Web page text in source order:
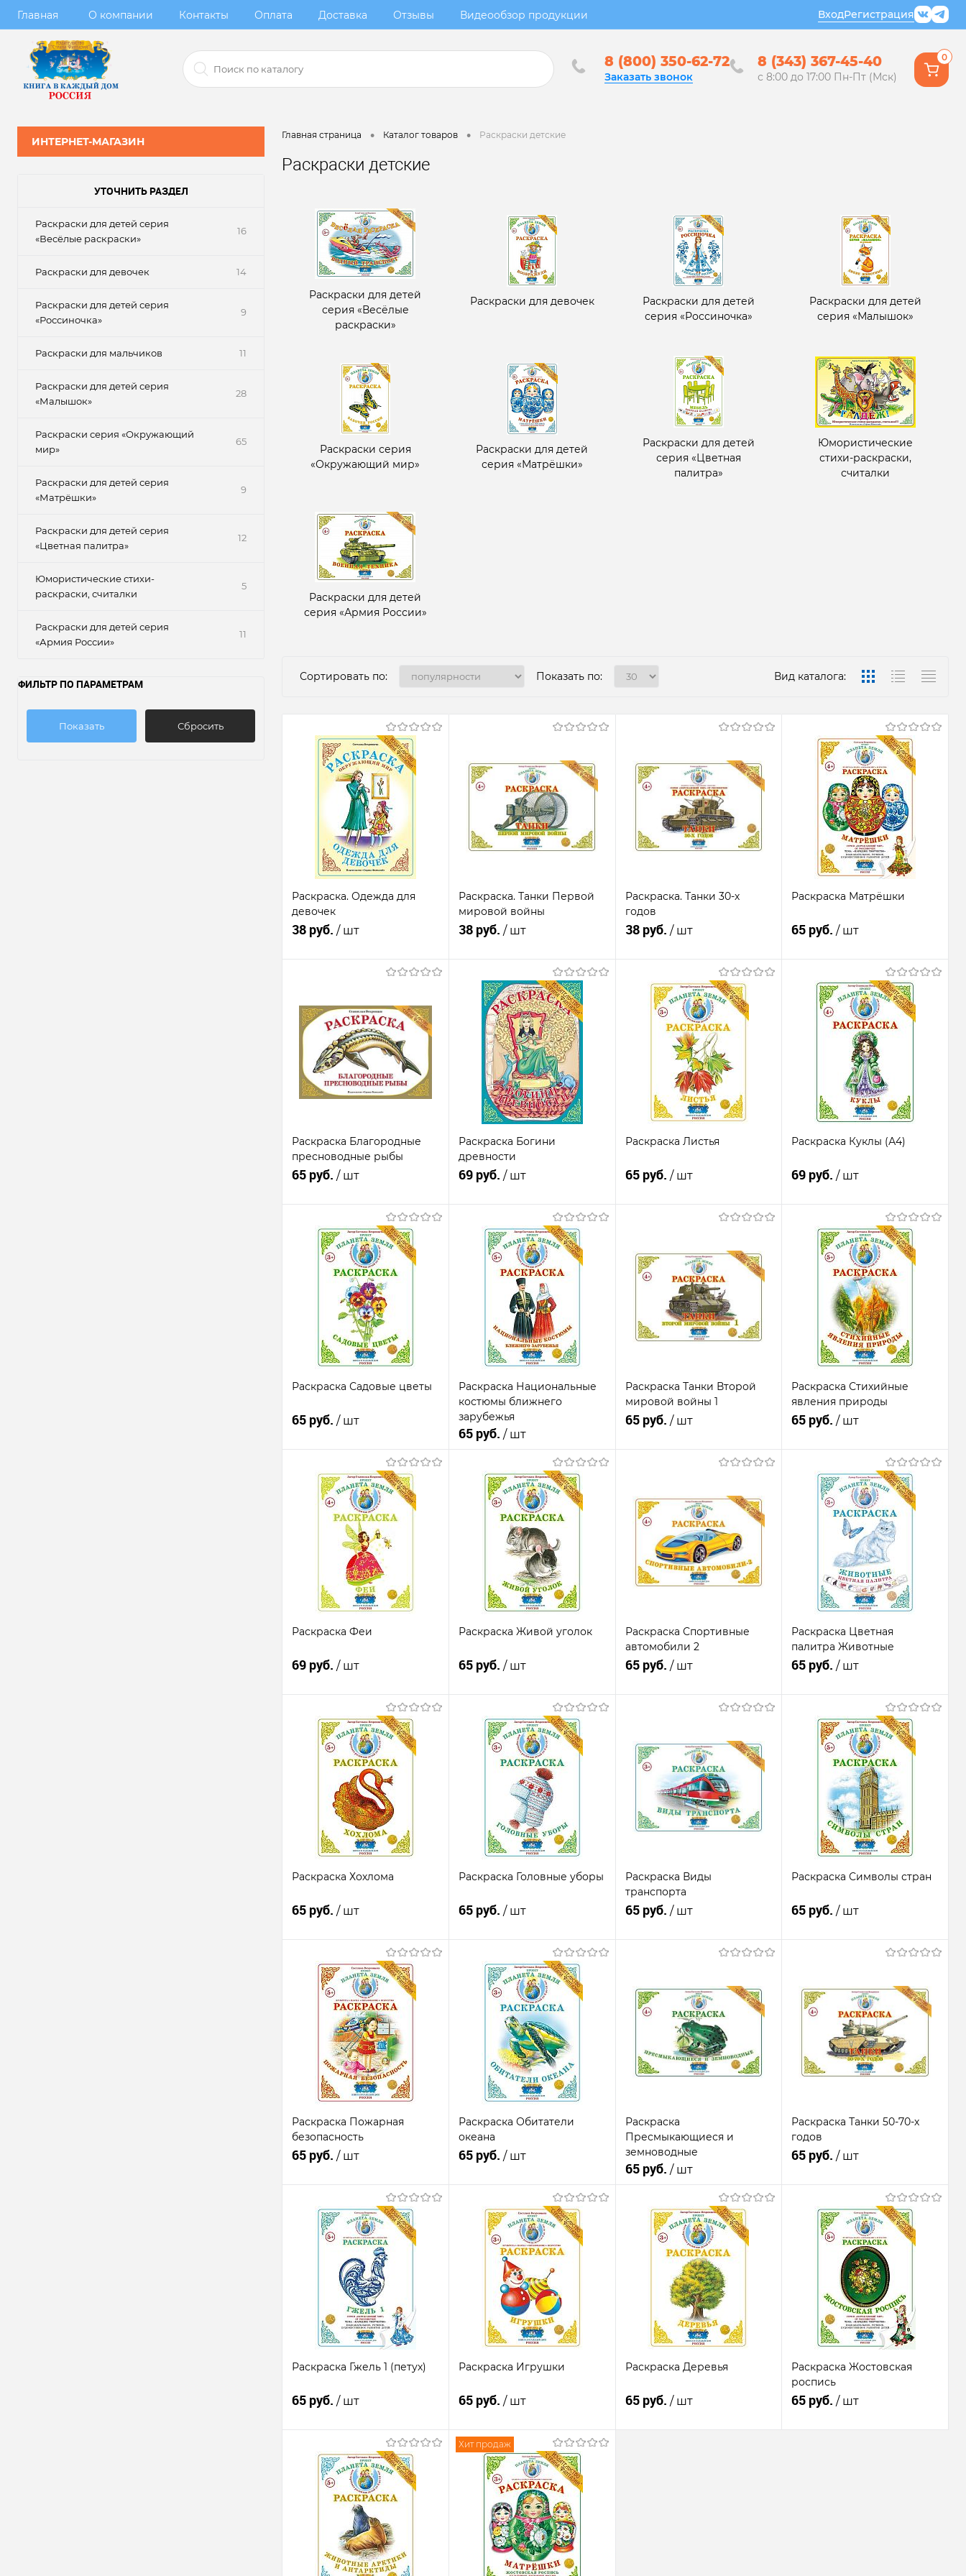
Главная О компании Контакты Оплата Доставка Отзывы Видеообзор продукции ВходРегистрация
8 (800) 350-62-72
Заказать звонок
8 (343) 367-45-40
с 8:00 до 17:00 Пн-Пт (Мск)
0
ИНТЕРНЕТ-МАГАЗИН
УТОЧНИТЬ РАЗДЕЛ
Раскраски для детей серия
«Весёлые раскраски»
16
Раскраски для девочек 14
Раскраски для детей серия
«Россиночка»
9
Раскраски для мальчиков 11
Раскраски для детей серия
«Малышок»
28
Раскраски серия «Окружающий
мир»
65
Раскраски для детей серия
«Матрёшки»
9
Раскраски для детей серия
«Цветная палитра»
12
Юмористические стихи-
раскраски, считалки
5
Раскраски для детей серия
«Армия России»
11
ФИЛЬТР ПО ПАРАМЕТРАМ
Показать Сбросить
Главная страница • Каталог товаров • Раскраски детские
Раскраски детские
Раскраски для детей
серия «Весёлые
раскраски»
Раскраски для девочек
Раскраски для детей
серия «Россиночка»
Раскраски для детей
серия «Малышок»
Раскраски серия
«Окружающий мир»
Раскраски для детей
серия «Матрёшки»
Раскраски для детей
серия «Цветная
палитра»
Юмористические
стихи-раскраски,
считалки
Раскраски для детей
серия «Армия России»
Сортировать по: Показать по: Вид каталога:
Раскраска. Одежда для
девочек
38 руб. / шт
Купить в 1
клик
К
сравнению
избранное
Недоступно
Раскраска. Танки Первой
мировой войны
38 руб. / шт
Подписаться
Купить в 1
К
сравнению
избранное
Недоступно
Раскраска. Танки 30-х
годов
38 руб. / шт
Подписаться
Купить в 1
К
сравнению
избранное
Недоступно
Раскраска Матрёшки
65 руб./ шт
Подписаться
Купить в 1
К
сравнению
избранное
Недоступно
Раскраска Благородные
пресноводные рыбы
65 руб. / шт
Подписаться
Купить в 1
К
сравнению
избранное
Недоступно
Раскраска Богини
древности
69 руб. / шт
Подписаться
Купить в 1
К
сравнению
избранное
Недоступно
Раскраска Листья
65 руб. / шт
Купить в 1
клик
сравнению
избранное
Недоступно
Раскраска Куклы (А4)
69 руб./ шт
Подписаться
Купить в 1
К
сравнению
избранное
Недоступно
Раскраска Садовые цветы
65 руб. / шт
Подписаться
Купить в 1
К
сравнению
избранное
Недоступно
Раскраска Национальные
костюмы ближнего
зарубежья
65 руб. / шт
Подписаться
Купить в 1
К
сравнению
избранное
Недоступно
Раскраска Танки Второй
мировой войны 1
65 руб. / шт
Купить в 1
клик
сравнению
избранное
Недоступно
Раскраска Стихийные
явления природы
65 руб./ шт
Подписаться
Купить в 1
К
сравнению
избранное
Недоступно
Раскраска Феи
69 руб. / шт
Подписаться
Купить в 1
К
сравнению
избранное
Недоступно
Раскраска Живой уголок
65 руб. / шт
Подписаться
Купить в 1
сравнению
Недоступно
Раскраска Спортивные
автомобили 2
65 руб. / шт
Купить в 1
клик
сравнению
избранное
Недоступно
Раскраска Цветная
палитра Животные
65 руб./ шт
Подписаться
Купить в 1
К
сравнению
избранное
Недоступно
Раскраска Хохлома
65 руб. / шт
Подписаться
Купить в 1
К
сравнению
избранное
Недоступно
Раскраска Головные уборы
65 руб. / шт
Подписаться
Купить в 1
К
сравнению
избранное
Недоступно
Раскраска Виды
транспорта
65 руб. / шт
Купить в 1
клик
сравнению
избранное
Недоступно
Раскраска Символы стран
65 руб./ шт
Купить в 1
клик
сравнению
избранное
Недоступно
Раскраска Пожарная
безопасность
65 руб. / шт
Подписаться
Купить в 1
сравнению
избранное
Недоступно
Раскраска Обитатели
океана
65 руб. / шт
Подписаться
Купить в 1
К
сравнению
избранное
Недоступно
Раскраска
Пресмыкающиеся и
земноводные
65 руб. / шт
Подписаться
Купить в 1
К
сравнению
Недоступно
Раскраска Танки 50-70-х
годов
65 руб./ шт
Подписаться
Купить в 1
К
сравнению
избранное
Недоступно
Раскраска Гжель 1 (петух)
65 руб. / шт
Подписаться
Купить в 1
К
сравнению
избранное
Недоступно
Раскраска Игрушки
65 руб. / шт
Подписаться
Купить в 1
К
сравнению
избранное
Недоступно
Раскраска Деревья
65 руб. / шт
Раскраска Жостовская
роспись
65 руб./ шт
Хит продаж